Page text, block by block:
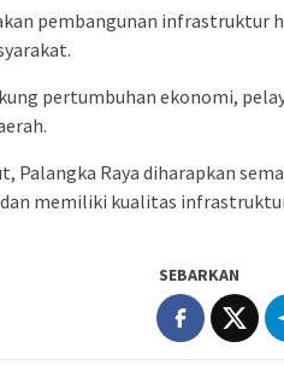
pembangunan infrastruktur
pertumbuhan ekonomi,
Palangka Raya diharapkan
memiliki kualitas
SEBARKAN